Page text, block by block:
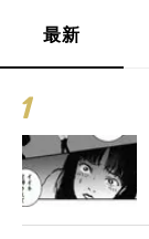
最新